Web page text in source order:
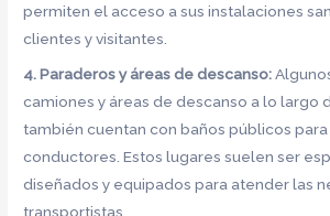
permiten el acceso a sus instalaciones
clientes y visitantes.
4. Paraderos y áreas de descanso:
camiones y áreas de descanso a lo largo
también cuentan con baños públicos
conductores. Estos lugares suelen ser
diseñados y equipados para atender las
transportistas.